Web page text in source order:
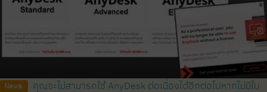
News
คุณจะไม่สามารถใช้ AnyDesk ต่อเนื่องได้อีกต่อไปหากไม่มีใบ